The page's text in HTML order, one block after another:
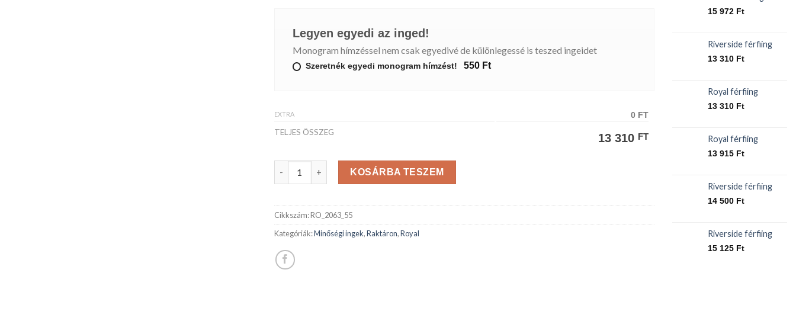
Legyen egyedi az inged!
Monogram hímzéssel nem csak egyedivé de különlegessé is teszed ingeidet
Szeretnék egyedi monogram hímzést! 550 Ft
EXTRA 0 FT
TELJES ÖSSZEG 13 310 FT
ROYAL férfiing mennyiség
KOSÁRBA TESZEM
Cikkszám:RO_2063_55
Kategóriák:Minőségi ingek,Raktáron,Royal
15 972 Ft
Riverside férfiing
13 310 Ft
Royal férfiing
13 310 Ft
Royal férfiing
13 915 Ft
Riverside férfiing
14 500 Ft
Riverside férfiing
15 125 Ft